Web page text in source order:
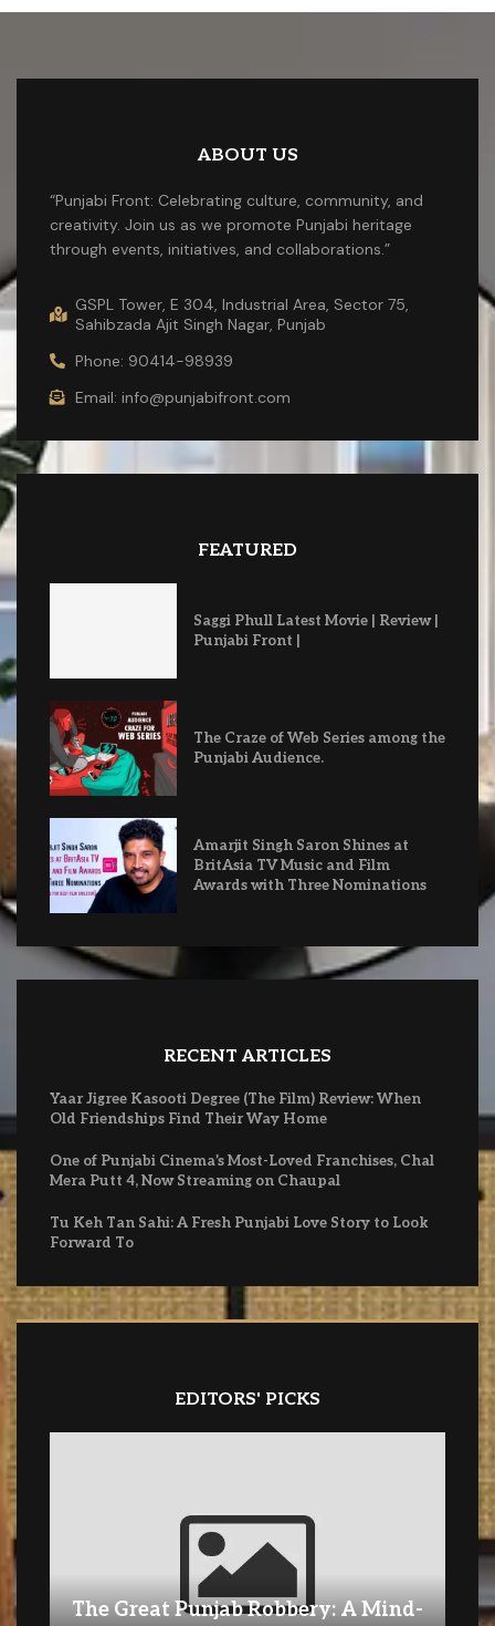
ABOUT US
“Punjabi Front: Celebrating culture, community, and
creativity. Join us as we promote Punjabi heritage
through events, initiatives, and collaborations.”
GSPL Tower, E 304, Industrial Area, Sector 75,
Sahibzada Ajit Singh Nagar, Punjab
Phone: 90414-98939
Email: info@punjabifront.com
FEATURED
Saggi Phull Latest Movie | Review |
Punjabi Front |
The Craze of Web Series among the
Punjabi Audience.
Amarjit Singh Saron Shines at
BritAsia TV Music and Film
Awards with Three Nominations
RECENT ARTICLES
Yaar Jigree Kasooti Degree (The Film) Review: When
Old Friendships Find Their Way Home
One of Punjabi Cinema’s Most-Loved Franchises, Chal
Mera Putt 4, Now Streaming on Chaupal
Tu Keh Tan Sahi: A Fresh Punjabi Love Story to Look
Forward To
EDITORS' PICKS
The Great Punjab Robbery: A Mind-